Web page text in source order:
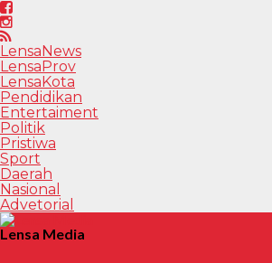
LensaNews
LensaProv
LensaKota
Pendidikan
Entertaiment
Politik
Pristiwa
Sport
Daerah
Nasional
Advetorial
Lensa Media